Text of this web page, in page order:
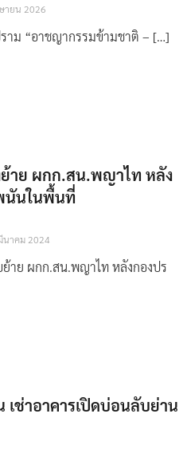
ายน 2026
าม “อาชญากรรมข้ามชาติ – […]
ย้าย ผกก.สน.พญาไท หลัง
นันในพื้นที่
นาคม 2024
ย้าย ผกก.สน.พญาไท หลังกองปร
ช่าอาคารเปิดบ่อนลับย่าน